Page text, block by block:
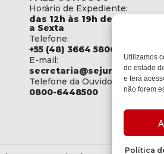
Utilizamos
do estado
e terá
não forem
Política
Horário de Expediente:
das 12h às 19h de Segunda
a Sexta
Telefone:
+55 (48) 3664 5806
E-mail:
secretaria@sejuri.sc.gov.br
Telefone da Ouvidoria:
0800-6448500